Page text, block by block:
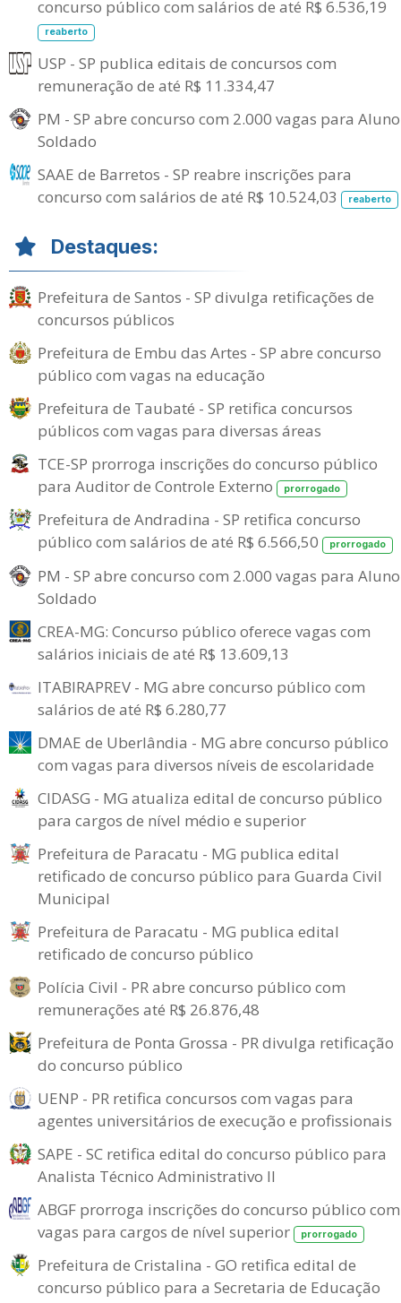
concurso público com salários de até R$ 6.536,19
reaberto
USP - SP publica editais de concursos com
remuneração de até R$ 11.334,47
PM - SP abre concurso com 2.000 vagas para
Soldado
SAAE de Barretos - SP reabre inscrições para
concurso com salários de até R$ 10.524,03
reaberto
Destaques:
Prefeitura de Santos - SP divulga retificações de
concursos públicos
Prefeitura de Embu das Artes - SP abre concurso
público com vagas na educação
Prefeitura de Taubaté - SP retifica concursos
públicos com vagas para diversas áreas
TCE-SP prorroga inscrições do concurso público
para Auditor de Controle Externo
prorrogado
Prefeitura de Andradina - SP retifica concurso
público com salários de até R$ 6.566,50
prorrogado
PM - SP abre concurso com 2.000 vagas para
Soldado
CREA-MG: Concurso público oferece vagas com
salários iniciais de até R$ 13.609,13
ITABIRAPREV - MG abre concurso público com
salários de até R$ 6.280,77
DMAE de Uberlândia - MG abre concurso público
com vagas para diversos níveis de escolaridade
CIDASG - MG atualiza edital de concurso público
para cargos de nível médio e superior
Prefeitura de Paracatu - MG publica edital
retificado de concurso público para Guarda Civil
Municipal
Prefeitura de Paracatu - MG publica edital
retificado de concurso público
Polícia Civil - PR abre concurso público com
remunerações até R$ 26.876,48
Prefeitura de Ponta Grossa - PR divulga retificação
do concurso público
UENP - PR retifica concursos com vagas para
agentes universitários de execução e profissionais
SAPE - SC retifica edital do concurso público para
Analista Técnico Administrativo II
ABGF prorroga inscrições do concurso público com
vagas para cargos de nível superior
prorrogado
Prefeitura de Cristalina - GO retifica edital de
concurso público para a Secretaria de Educação